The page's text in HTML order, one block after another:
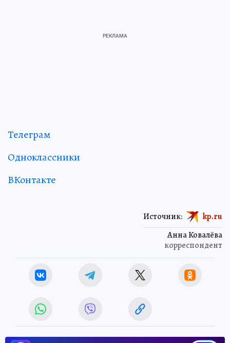
Телеграм
Одноклассники
ВКонтакте
Анна Ковалёва
корреспондент
Источник: kp.ru